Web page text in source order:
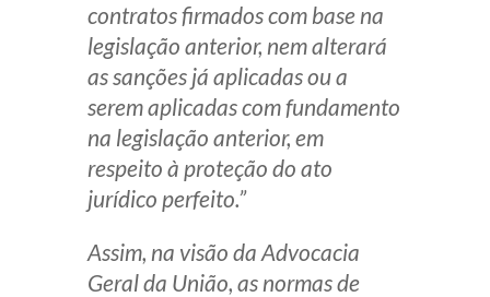
Capacitação
Zênite Online
Eventos presenciais
Zênite in Company
contratos firmados com base na
legislação anterior, nem alterará
as sanções já aplicadas ou a
serem aplicadas com fundamento
na legislação anterior, em
respeito à proteção do ato
jurídico perfeito.”
Assim, na visão da Advocacia
Geral da União, as normas de